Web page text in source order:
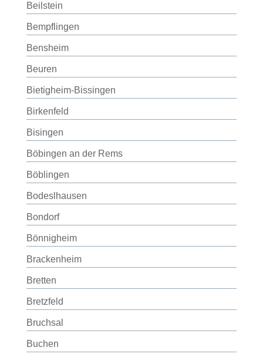
Beilstein
Bempflingen
Bensheim
Beuren
Bietigheim-Bissingen
Birkenfeld
Bisingen
Böbingen an der Rems
Böblingen
Bodeslhausen
Bondorf
Bönnigheim
Brackenheim
Bretten
Bretzfeld
Bruchsal
Buchen